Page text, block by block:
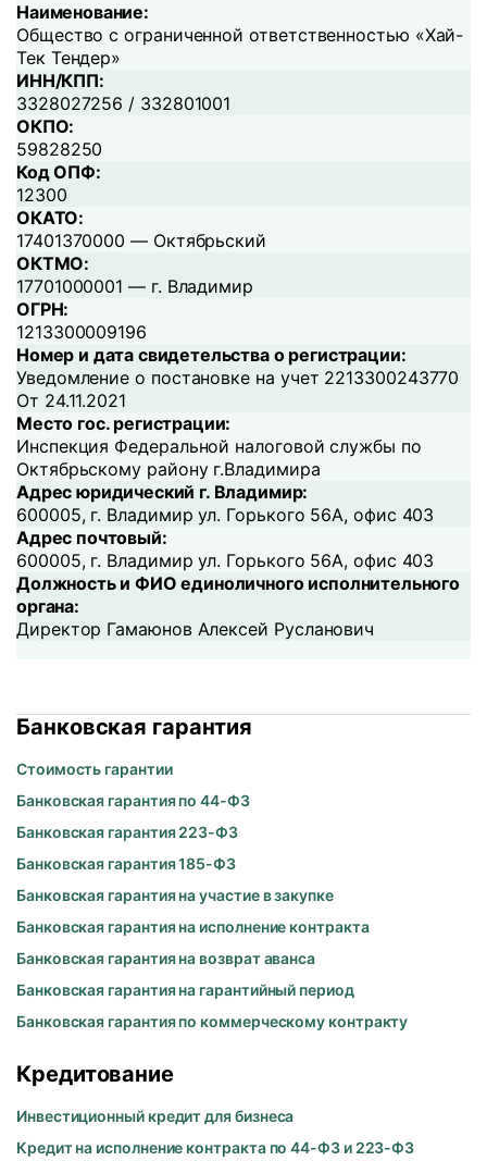
Наименование:
Общество с ограниченной ответственностью «Хай-
Тек Тендер»
ИНН/КПП:
3328027256 / 332801001
ОКПО:
59828250
Код ОПФ:
12300
ОКАТО:
17401370000 — Октябрьский
ОКТМО:
17701000001 — г. Владимир
ОГРН:
1213300009196
Номер и дата свидетельства о регистрации:
Уведомление о постановке на учет 2213300243770
От 24.11.2021
Место гос. регистрации:
Инспекция Федеральной налоговой службы по
Октябрьскому району г.Владимира
Адрес юридический г. Владимир:
600005, г. Владимир ул. Горького 56А, офис 403
Адрес почтовый:
600005, г. Владимир ул. Горького 56А, офис 403
Должность и ФИО единоличного исполнительного
органа:
Директор Гамаюнов Алексей Русланович
Банковская гарантия
Стоимость гарантии
Банковская гарантия по 44-ФЗ
Банковская гарантия 223-ФЗ
Банковская гарантия 185-ФЗ
Банковская гарантия на участие в закупке
Банковская гарантия на исполнение контракта
Банковская гарантия на возврат аванса
Банковская гарантия на гарантийный период
Банковская гарантия по коммерческому контракту
Кредитование
Инвестиционный кредит для бизнеса
Кредит на исполнение контракта по 44-ФЗ и 223-ФЗ